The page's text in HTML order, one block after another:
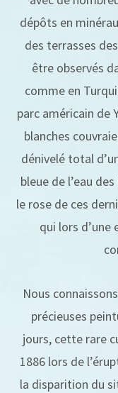
dépôts en
des terrasses
être observés
comme en
parc américain de
blanches
dénivelé total
bleue de l’eau
le rose de ces
qui lors d’une
Nous
précieuses
jours, cette rare
1886 lors de
la disparition du